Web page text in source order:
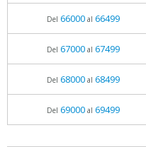
Del 66000al 66499
Del 67000al 67499
Del 68000al 68499
Del 69000al 69499